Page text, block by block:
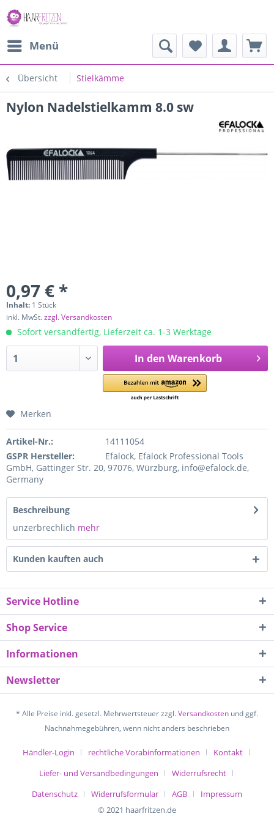
Menü
Übersicht Stielkämme
Nylon Nadelstielkamm 8.0 sw
0,97 € *
Inhalt: 1 Stück
inkl. MwSt.zzgl. Versandkosten
Sofort versandfertig, Lieferzeit ca. 1-3 Werktage
In den Warenkorb
Merken
Artikel-Nr.:
14111054
GSPR Hersteller:
Efalock, Efalock Professional Tools
GmbH, Gattinger Str. 20, 97076, Würzburg, info@efalock.de,
Germany
Beschreibung
unzerbrechlich mehr
Kunden kauften auch
Service Hotline
Shop Service
Informationen
Newsletter
* Alle Preise inkl. gesetzl. Mehrwertsteuer zzgl.Versandkosten und ggf.
Nachnahmegebühren, wenn nicht anders beschrieben
Händler-Login rechtliche Vorabinformationen
Kontakt
Liefer- und Versandbedingungen
Widerrufsrecht
Datenschutz
Widerrufsformular AGB
Impressum
© 2021 haarfritzen.de